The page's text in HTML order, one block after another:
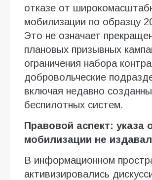
отказе от
мобилизации по образцу
Это не означает
плановых призывных
ограничения набора
добровольческие
включая недавно
беспилотных систем.
Правовой аспект: указа
мобилизации не
В информационном
активизировались